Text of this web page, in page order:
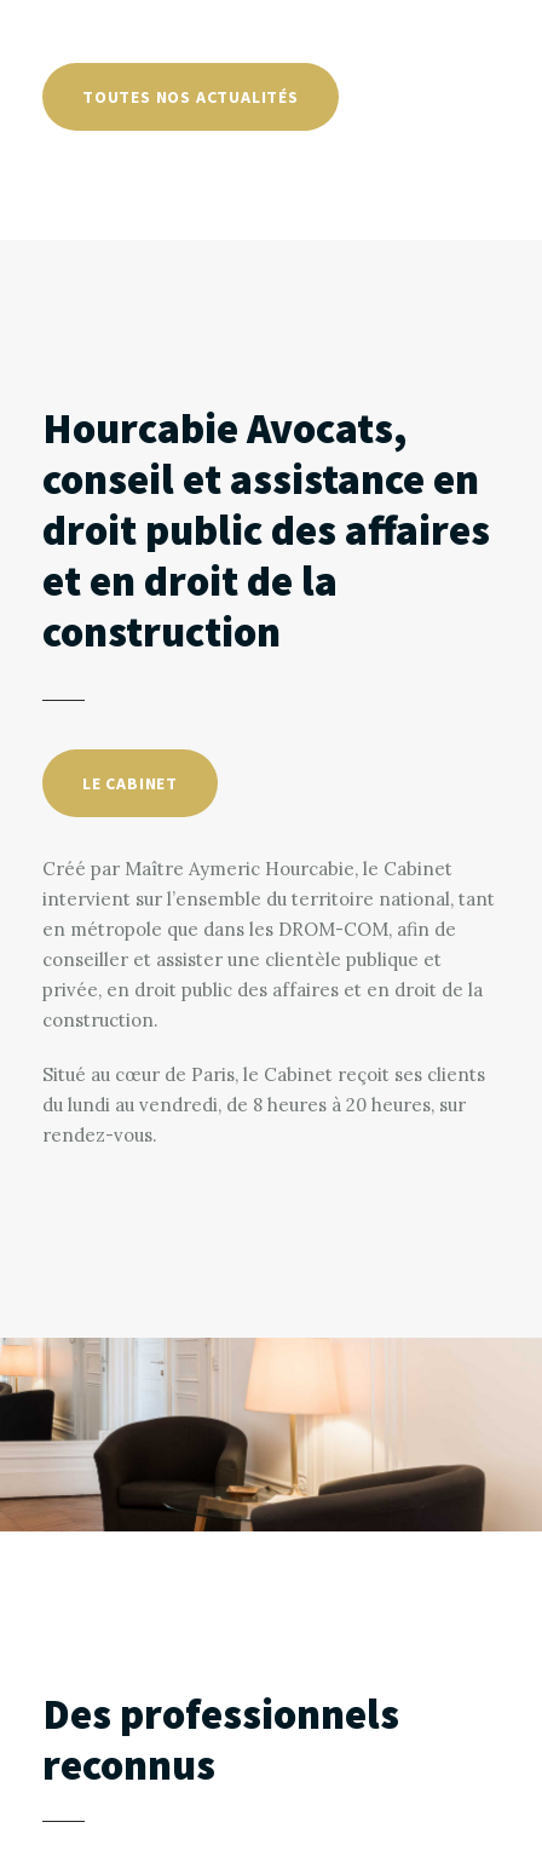
TOUTES NOS ACTUALITÉS
Hourcabie Avocats,
conseil et assistance en
droit public des affaires
et en droit de la
construction
LE CABINET
Créé par Maître Aymeric Hourcabie, le Cabinet
intervient sur l’ensemble du territoire national, tant
en métropole que dans les DROM-COM, afin de
conseiller et assister une clientèle publique et
privée, en droit public des affaires et en droit de la
construction.
Situé au cœur de Paris, le Cabinet reçoit ses clients
du lundi au vendredi, de 8 heures à 20 heures, sur
rendez-vous.
Des professionnels
reconnus